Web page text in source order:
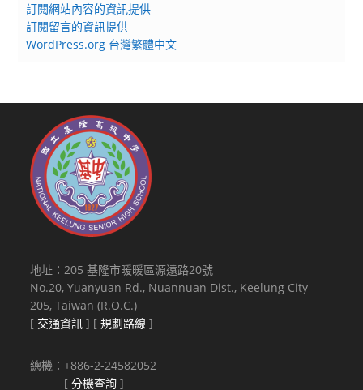
訂閱網站內容的資訊提供
訂閱留言的資訊提供
WordPress.org 台灣繁體中文
地址：205 基隆市暖暖區源遠路20號
No.20, Yuanyuan Rd., Nuannuan Dist., Keelung City
205, Taiwan (R.O.C.)
[ 交通資訊 ] [規劃路線 ]
總機：+886-2-24582052
[分機查詢 ]